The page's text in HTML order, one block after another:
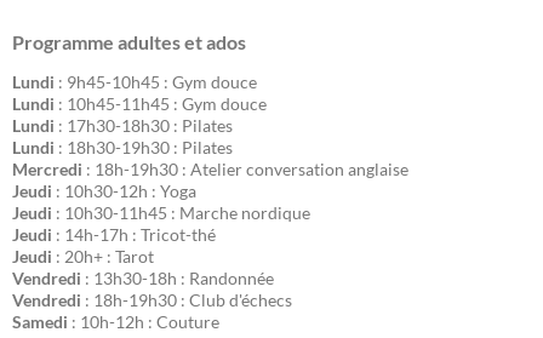
Programme adultes et ados
Lundi : 9h45-10h45 : Gym douce
Lundi : 10h45-11h45 : Gym douce
Lundi : 17h30-18h30 : Pilates
Lundi : 18h30-19h30 : Pilates
Mercredi : 18h-19h30 : Atelier conversation anglaise
Jeudi : 10h30-12h : Yoga
Jeudi : 10h30-11h45 : Marche nordique
Jeudi : 14h-17h : Tricot-thé
Jeudi : 20h+ : Tarot
Vendredi : 13h30-18h : Randonnée
Vendredi : 18h-19h30 : Club d'échecs
Samedi : 10h-12h : Couture